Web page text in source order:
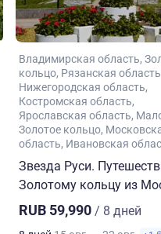
Владимирская область
кольцо Рязанская область
Нижегородская область
Костромская область
Ярославская область
Золотое кольцо
область Ивановская
Звезда Руси.
Золотому кольцу из
RUB 59,990 / 8 дней